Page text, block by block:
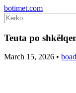
botimet.com
Teuta po
March 15, 2026 •